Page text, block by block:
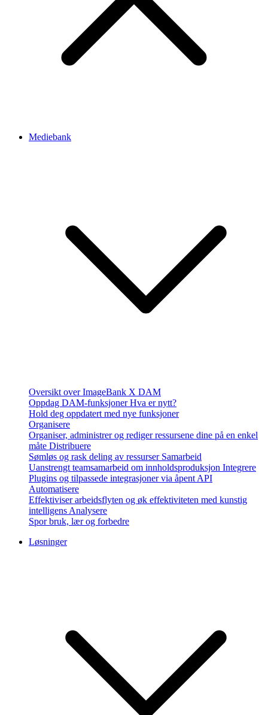
Mediebank
Oversikt over ImageBank X DAM
Oppdag DAM-funksjonerHva er nytt?
Hold deg oppdatert med nye funksjoner
Organisere
Organiser, administrer og rediger ressursene dine på en enkel
måte Distribuere
Sømløs og rask deling av ressurser Samarbeid
Uanstrengt teamsamarbeid om innholdsproduksjon Integrere
Plugins og tilpassede integrasjoner via åpent API
Automatisere
Effektiviser arbeidsflyten og øk effektiviteten med kunstig
intelligens Analysere
Spor bruk, lær og forbedre
Løsninger